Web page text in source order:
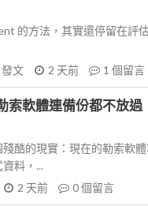
的方法，其實還停留在評
發文 2 天前 1 個留言
索軟體連備份都不放過
酷的現實：現在的勒索軟
料，...
2 天前 0個留言